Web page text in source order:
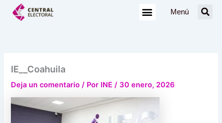
Menú
IE__Coahuila
Deja un comentario / Por INE/ 30 enero, 2026